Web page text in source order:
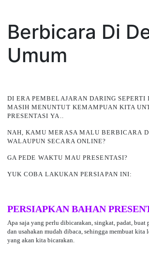
Berbicara Di
Umum
DI ERA PEMBELAJARAN DARING SEPERTI
MASIH MENUNTUT KEMAMPUAN KITA
PRESENTASI YA..
NAH, KAMU MERASA MALU BERBICARA
WALAUPUN SECARA ONLINE?
GA PEDE WAKTU MAU PRESENTASI?
YUK COBA LAKUKAN PERSIAPAN INI:
PERSIAPKAN BAHAN
Apa saja yang perlu dibicarakan, singkat, padat,
dan usahakan mudah dibaca, sehingga membuat kita
yang akan kita bicarakan.